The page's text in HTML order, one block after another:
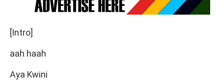
[Intro]
aah haah
Aya Kwini